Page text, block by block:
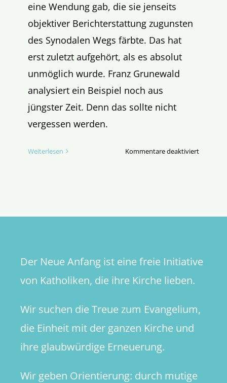
eine Wendung gab, die sie jenseits
objektiver Berichterstattung zugunsten
des Synodalen Wegs färbte. Das hat
erst zuletzt aufgehört, als es absolut
unmöglich wurde. Franz Grunewald
analysiert ein Beispiel noch aus
jüngster Zeit. Denn das sollte nicht
vergessen werden.
Weiterlesen Kommentare deaktiviertfür
Der Neue Anfang ist eine freie Initiative
von Katholiken, die ihre Kirche lieben.
Wir suchen die Treue zum Evangelium,
die Einheit mit der ganzen Kirche und
ihre glaubwürdige Erneuerung.
Wir geben Orientierung: durch mutige